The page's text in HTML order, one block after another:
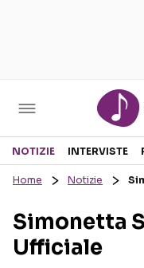
Sezioni
RECENSIONI
INTERVISTE
NOTIZIE INTERVISTE
Home Notizie
Simonetta
Ufficiale